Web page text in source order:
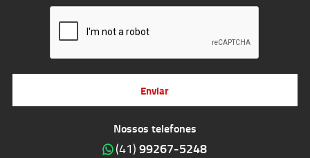
Nossos telefones
(41) 99267-5248
Enviar